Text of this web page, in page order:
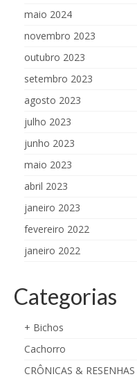
maio 2024
novembro 2023
outubro 2023
setembro 2023
agosto 2023
julho 2023
junho 2023
maio 2023
abril 2023
janeiro 2023
fevereiro 2022
janeiro 2022
Categorias
+ Bichos
Cachorro
CRÔNICAS & RESENHAS